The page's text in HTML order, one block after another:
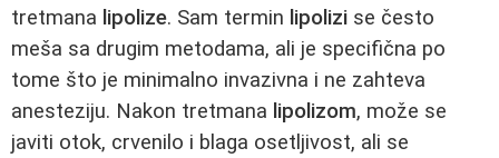
tretmana lipolize. Sam termin lipolizi se često
meša sa drugim metodama, ali je specifična po
tome što je minimalno invazivna i ne zahteva
anesteziju. Nakon tretmana lipolizom, može se
javiti otok, crvenilo i blaga osetljivost, ali se